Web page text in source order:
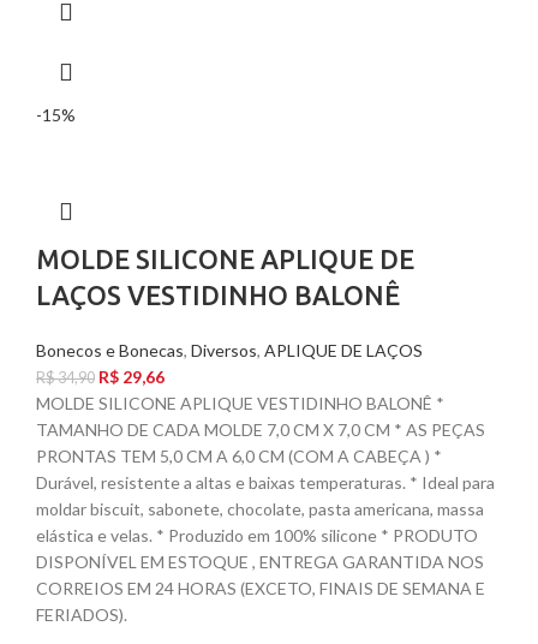
-15%
MOLDE SILICONE APLIQUE DE
LAÇOS VESTIDINHO BALONÊ
Bonecos e Bonecas, Diversos, APLIQUE DE LAÇOS
R$34,90 R$ 29,66
MOLDE SILICONE APLIQUE VESTIDINHO BALONÊ *
TAMANHO DE CADA MOLDE 7,0 CM X 7,0 CM * AS PEÇAS
PRONTAS TEM 5,0 CM A 6,0 CM (COM A CABEÇA ) *
Durável, resistente a altas e baixas temperaturas. * Ideal para
moldar biscuit, sabonete, chocolate, pasta americana, massa
elástica e velas. * Produzido em 100% silicone * PRODUTO
DISPONÍVEL EM ESTOQUE , ENTREGA GARANTIDA NOS
CORREIOS EM 24 HORAS (EXCETO, FINAIS DE SEMANA E
FERIADOS).